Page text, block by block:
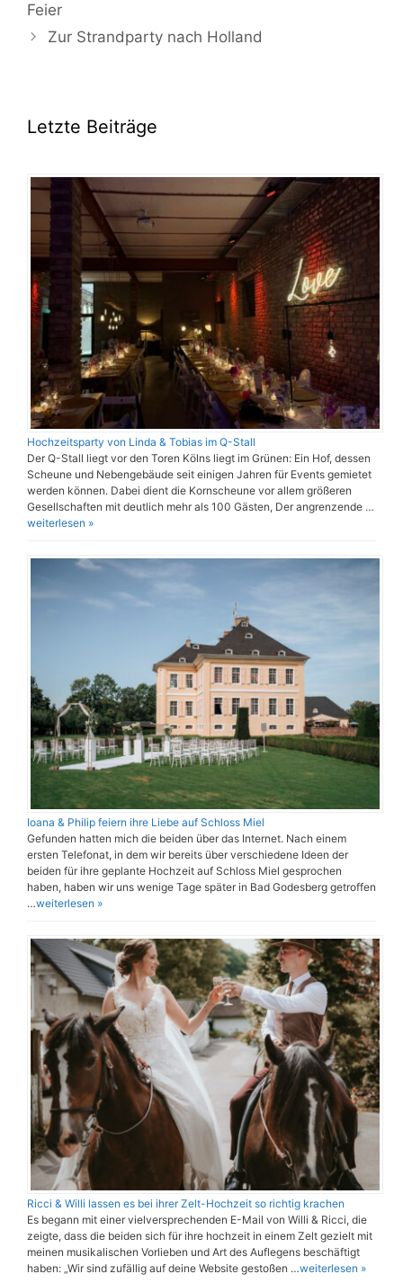
Feier
Zur Strandparty nach Holland
Letzte Beiträge
Hochzeitsparty von Linda & Tobias im Q-Stall
Der Q-Stall liegt vor den Toren Kölns liegt im Grünen: Ein Hof, dessen
Scheune und Nebengebäude seit einigen Jahren für Events gemietet
werden können. Dabei dient die Kornscheune vor allem größeren
Gesellschaften mit deutlich mehr als 100 Gästen, Der angrenzende …
weiterlesen »
Ioana & Philip feiern ihre Liebe auf Schloss Miel
Gefunden hatten mich die beiden über das Internet. Nach einem
ersten Telefonat, in dem wir bereits über verschiedene Ideen der
beiden für ihre geplante Hochzeit auf Schloss Miel gesprochen
haben, haben wir uns wenige Tage später in Bad Godesberg getroffen
…weiterlesen »
Ricci & Willi lassen es bei ihrer Zelt-Hochzeit so richtig krachen
Es begann mit einer vielversprechenden E-Mail von Willi & Ricci, die
zeigte, dass die beiden sich für ihre hochzeit in einem Zelt gezielt mit
meinen musikalischen Vorlieben und Art des Auflegens beschäftigt
haben: „Wir sind zufällig auf deine Website gestoßen …weiterlesen »